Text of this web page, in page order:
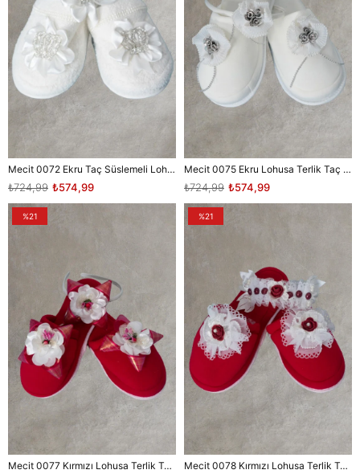
Mecit 0072 Ekru Taç Süslemeli Lohusa Terlik Taç Seti
₺574,99
₺724,99
Mecit 0075 Ekru Lohusa Terlik Taç Seti
₺574,99
₺724,99
Mecit 0077 Kırmızı Lohusa Terlik Taç Seti
%21
Mecit 0078 Kırmızı Lohusa Terlik Taç Seti
%21